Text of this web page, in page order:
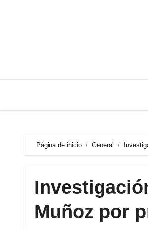
Página de inicio General
Muñoz por